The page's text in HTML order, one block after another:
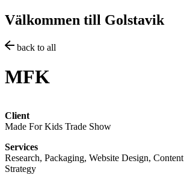
Hoppa
till
innehåll
Välkommen till Golstavik
back to all
MFK
Client
Made For Kids Trade Show
Services
Research, Packaging, Website Design, Content
Strategy